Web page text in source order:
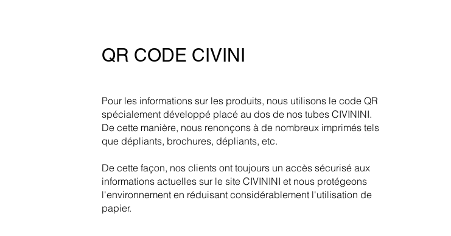
QR CODE CIVINI
Pour les informations sur les produits, nous utilisons le code QR
spécialement développé placé au dos de nos tubes CIVININI.
De cette manière, nous renonçons à de nombreux imprimés tels
que dépliants, brochures, dépliants, etc.
De cette façon, nos clients ont toujours un accès sécurisé aux
informations actuelles sur le site CIVININI et nous protégeons
l'environnement en réduisant considérablement l'utilisation de
papier.